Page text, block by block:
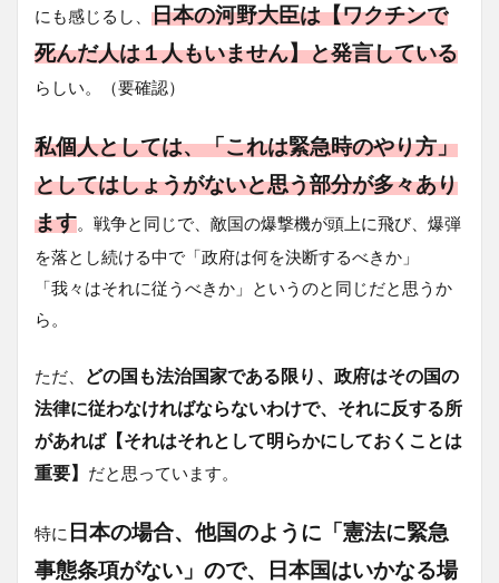
にも感じるし、 日本の河野大臣は【ワクチンで
死んだ人は１人もいません】と発言している
らしい。（要確認）
私個人としては、「これは緊急時のやり方」
としてはしょうがないと思う部分が多々あり
ます 。戦争と同じで、敵国の爆撃機が頭上に飛び、爆弾
を落とし続ける中で「政府は何を決断するべきか」
「我々はそれに従うべきか」というのと同じだと思うか
ら。
ただ、
どの国も法治国家である限り、政府はその国の
法律に従わなければならないわけで、それに反する所
があれば【それはそれとして明らかにしておくことは
重要】 だと思っています。
特に 日本の場合、他国のように「憲法に緊急
事態条項がない」ので、日本国はいかなる場